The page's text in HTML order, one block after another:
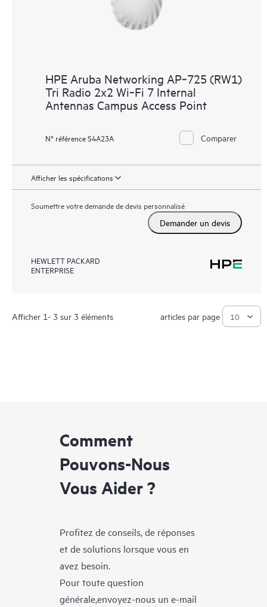
HPE Aruba Networking AP‑725 (RW1)
Tri Radio 2x2 Wi‑Fi 7 Internal
Antennas Campus Access Point
N° référence S4A23A Comparer
Afficher les spécifications
Soumettre votre demande de devis personnalisé
Demander un devis
HEWLETT PACKARD
ENTERPRISE
Afficher 1- 3 sur 3 éléments articles par page
Comment
Pouvons-Nous
Vous Aider ?
Profitez de conseils, de réponses
et de solutions lorsque vous en
avez besoin.
Pour toute question
générale,envoyez-nous un e-mail